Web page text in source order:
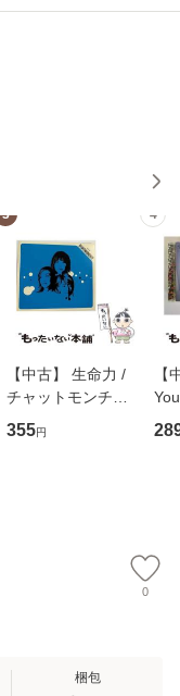
3
【中古】 生命力 /
チャットモンチー /
キューンレコード
[CD]【メール便送
355円
4
【
のが
0
梱包